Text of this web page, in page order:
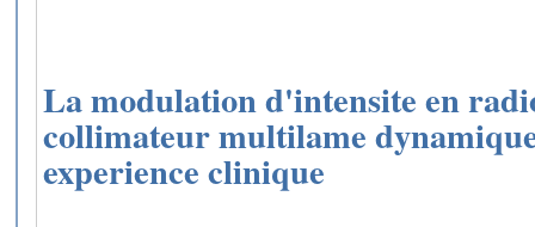
La modulation d'intensite en
collimateur multilame
experience clinique